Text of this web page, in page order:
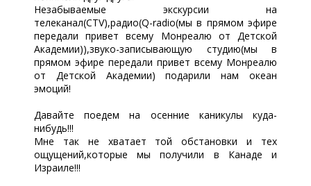
Незабываемые экскурсии на
телеканал(CTV),радио(Q-radio(мы в прямом эфире
передали привет всему Монреалю от Детской
Академии)),звуко-записывающую студию(мы в
прямом эфире передали привет всему Монреалю
от Детской Академии) подарили нам океан
эмоций!
Давайте поедем на осенние каникулы куда-
нибудь!!!
Мне так не хватает той обстановки и тех
ощущений,которые мы получили в Канаде и
Израиле!!!